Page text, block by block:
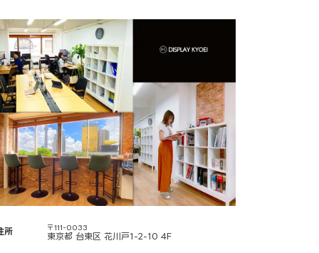
所 〒111-0033
東京都 台東区 花川戸1-2-10 4F